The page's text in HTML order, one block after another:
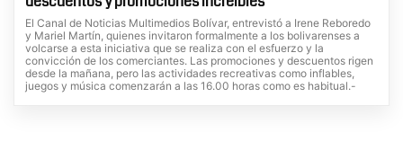
El Canal de Noticias Multimedios Bolívar, entrevistó a Irene Reboredo
y Mariel Martín, quienes invitaron formalmente a los bolivarenses a
volcarse a esta iniciativa que se realiza con el esfuerzo y la
convicción de los comerciantes. Las promociones y descuentos rigen
desde la mañana, pero las actividades recreativas como inflables,
juegos y música comenzarán a las 16.00 horas como es habitual.-